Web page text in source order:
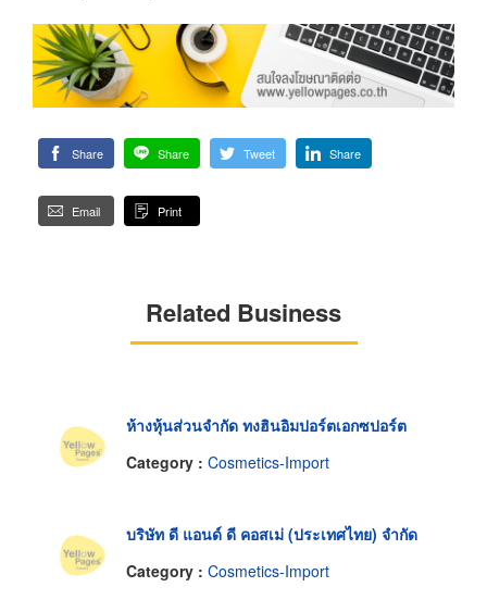
Share Share Tweet Share
Email Print
Related Business
ห้างหุ้นส่วนจำกัด ทงฮินอิมปอร์ตเอกซปอร์ต
Category : Cosmetics-Import
บริษัท ดี แอนด์ ดี คอสเม่ (ประเทศไทย) จำกัด
Category : Cosmetics-Import